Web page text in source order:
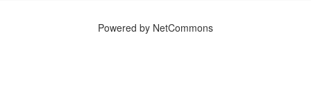
Powered by NetCommons